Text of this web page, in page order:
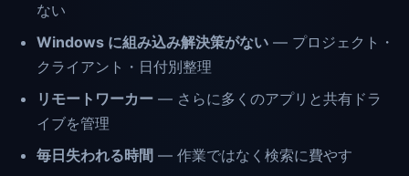
ない
Windows に組み込み解決策がない — プロジェクト・
クライアント・日付別整理
リモートワーカー — さらに多くのアプリと共有ドラ
イブを管理
毎日失われる時間 — 作業ではなく検索に費やす